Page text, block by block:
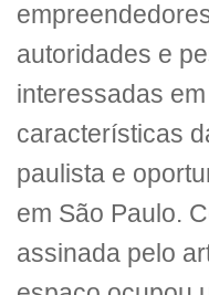
autoridades e
interessadas
características
paulista e
em São Paulo.
assinada pelo